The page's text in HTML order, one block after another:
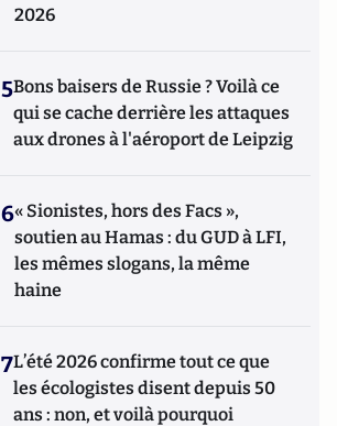
2026
5Bons baisers de Russie ? Voilà ce
qui se cache derrière les attaques
aux drones à l'aéroport de Leipzig
6« Sionistes, hors des Facs »,
soutien au Hamas : du GUD à LFI,
les mêmes slogans, la même
haine
7L’été 2026 confirme tout ce que
les écologistes disent depuis 50
ans : non, et voilà pourquoi